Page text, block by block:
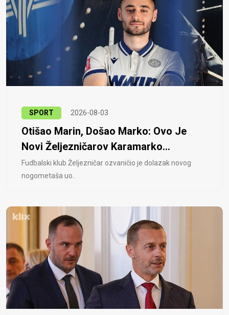
SPORT 2026-08-03
Otišao Marin, Došao Marko: Ovo Je
Novi Željezničarov Karamarko...
Fudbalski klub Željezničar ozvaničio je dolazak novog
nogometaša uo..